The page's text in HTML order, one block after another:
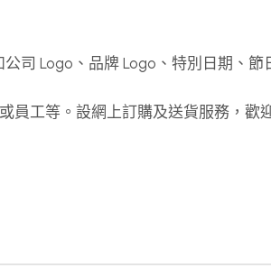
司 Logo、品牌 Logo、特別日期、節
員工等。設網上訂購及送貨服務，歡